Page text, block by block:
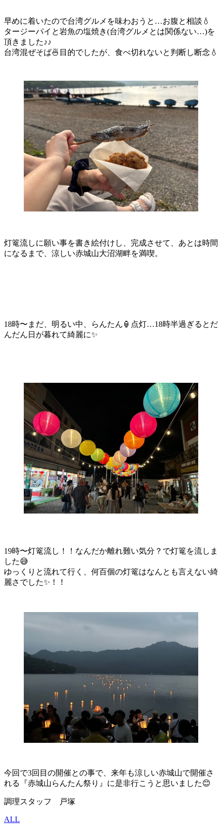
早めに着いたので台湾グルメを味わおうと…お腹と相談💧
タージーパイと岩魚の塩焼き(台湾グルメとは関係ない…)を
頂きました♪♪
台湾混ぜそば🍜目的でしたが、食べ切れないと判断し断念💧
灯篭流しに願い事を書き絵付けし、完成させて、あとは時間
になるまで、涼しい赤城山大沼湖畔を満喫。
18時〜まだ、明るい中、らんたん🏮点灯…18時半過ぎるとだ
んだん日が暮れて綺麗に✨
19時〜灯篭流し！！なんだか離れ難い気分？で灯篭を流しま
した😅
ゆっくりと流れて行く、何百個の灯篭はなんとも言えない綺
麗さでした✨！！
今回で3回目の開催との事で、来年も涼しい赤城山で開催さ
れる『赤城山らんたん祭り』に是非行こうと思いました😊
調理スタッフ 戸塚
ALL